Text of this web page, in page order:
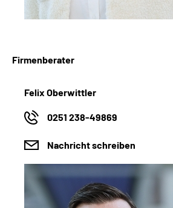
Firmenberater
Felix Oberwittler
0251 238-49869
Nachricht schreiben